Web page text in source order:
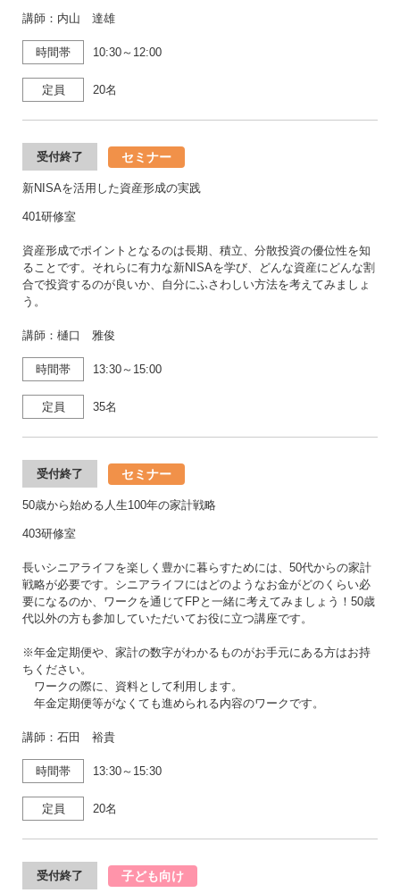
講師：内山 達雄
時間帯 10:30～12:00
定員 20名
受付終了 セミナー
新NISAを活用した資産形成の実践
401研修室
資産形成でポイントとなるのは長期、積立、分散投資の優位性を知
ることです。それらに有力な新NISAを学び、どんな資産にどんな割
合で投資するのが良いか、自分にふさわしい方法を考えてみましょ
う。
講師：樋口 雅俊
時間帯 13:30～15:00
定員 35名
受付終了 セミナー
50歳から始める人生100年の家計戦略
403研修室
長いシニアライフを楽しく豊かに暮らすためには、50代からの家計
戦略が必要です。シニアライフにはどのようなお金がどのくらい必
要になるのか、ワークを通じてFPと一緒に考えてみましょう！50歳
代以外の方も参加していただいてお役に立つ講座です。
※年金定期便や、家計の数字がわかるものがお手元にある方はお持
ちください。
ワークの際に、資料として利用します。
年金定期便等がなくても進められる内容のワークです。
講師：石田 裕貴
時間帯 13:30～15:30
定員 20名
受付終了 子ども向け